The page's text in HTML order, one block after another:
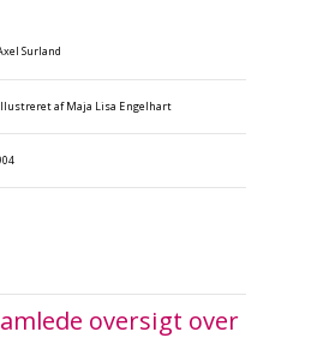
Surland
af Maja Lisa Engelhart
oversigt over